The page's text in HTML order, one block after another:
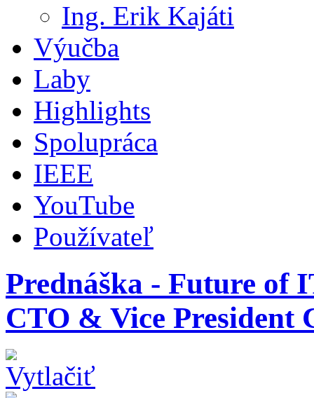
Ing. Erik Kajáti
Výučba
Laby
Highlights
Spolupráca
IEEE
YouTube
Používateľ
Prednáška - Future of
CTO & Vice President